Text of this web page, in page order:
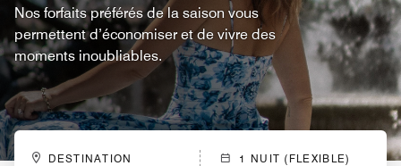
Nos forfaits préférés de la saison vous
permettent d’économiser et de vivre des
moments inoubliables.
DESTINATION 1 NUIT (FLEXIBLE)